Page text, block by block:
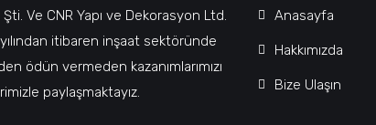
Ve CNR Yapı ve Dekorasyon Ltd.
itibaren inşaat sektöründe
ödün vermeden kazanımlarımızı
paylaşmaktayız.
Anasayfa
Hakkımızda
Bize Ulaşın